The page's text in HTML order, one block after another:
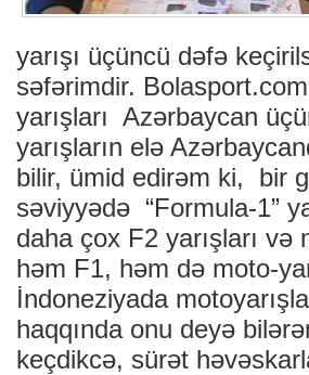
yarışı üçüncü dəfə
səfərimdir.
yarışları Azərbaycan
yarışların elə
bilir, ümid edirəm ki, bir
səviyyədə “Formula-1”
daha çox F2 yarışları
həm F1, həm də moto-
İndoneziyada
haqqında onu deyə
keçdikcə, sürət